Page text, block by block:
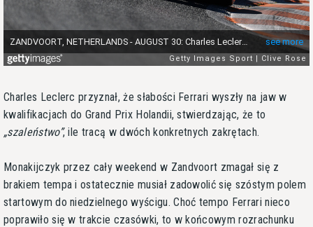
Charles Leclerc przyznał, że słabości Ferrari wyszły na jaw w
kwalifikacjach do Grand Prix Holandii, stwierdzając, że to
szaleństwo , ile tracą w dwóch konkretnych zakrętach.
Monakijczyk przez cały weekend w Zandvoort zmagał się z
brakiem tempa i ostatecznie musiał zadowolić się szóstym polem
startowym do niedzielnego wyścigu. Choć tempo Ferrari nieco
poprawiło się w trakcie czasówki, to w końcowym rozrachunku